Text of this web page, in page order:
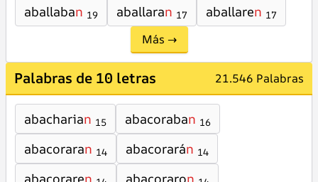
aballaban 19 aballaran 17 aballaren 17
Más →
Palabras de 10 letras 21.546 Palabras
abacharian 15 abacoraban 16
abacoraran 14 abacorarán 14
abacoraren abacoraron